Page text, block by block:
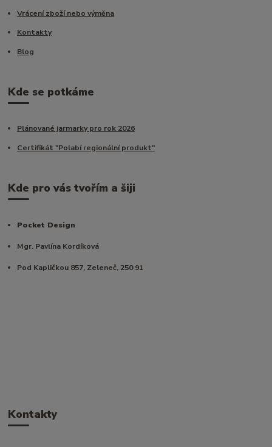
Vrácení zboží nebo výměna
Kontakty
Blog
Kde se potkáme
Plánované jarmarky pro rok 2026
Certifikát "Polabí regionální produkt"
Kde pro vás tvořím a šiji
Pocket Design
Mgr. Pavlína Kordíková
Pod Kapličkou 857, Zeleneč, 250 91
Kontakty